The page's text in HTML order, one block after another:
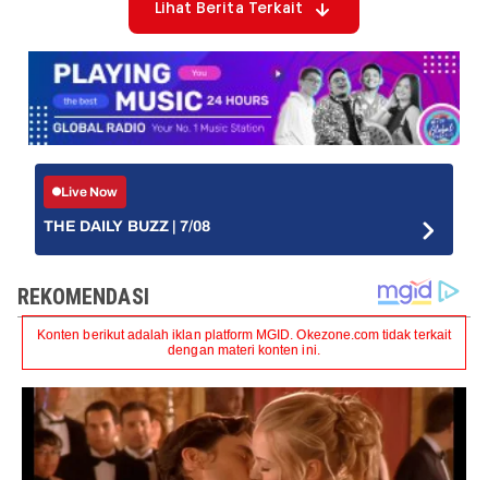
Lihat Berita Terkait
Live Now
THE DAILY BUZZ | 7/08